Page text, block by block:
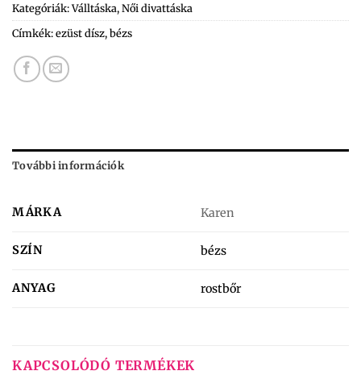
Kategóriák:Válltáska,Női divattáska
Címkék:ezüst dísz,bézs
További információk
MÁRKA Karen
SZÍN bézs
ANYAG rostbőr
KAPCSOLÓDÓ TERMÉKEK